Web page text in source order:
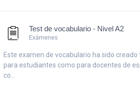
Test de vocabulario - Nivel A2
Exámenes
Este examen de vocabulario ha sido creado
para estudiantes como para docentes de
co...